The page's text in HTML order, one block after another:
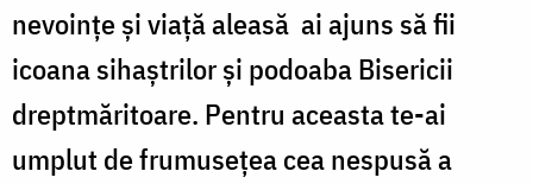
nevoinţe şi viaţă aleasă ai ajuns să fii
icoana sihaştrilor şi podoaba Bisericii
dreptmăritoare. Pentru aceasta te-ai
umplut de frumuseţea cea nespusă a